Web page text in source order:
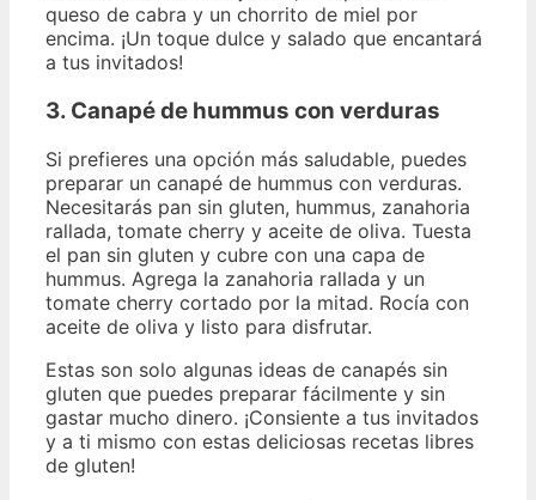
queso de cabra y un chorrito de miel por
encima. ¡Un toque dulce y salado que encantará
a tus invitados!
3. Canapé de hummus con verduras
Si prefieres una opción más saludable, puedes
preparar un canapé de hummus con verduras.
Necesitarás pan sin gluten, hummus, zanahoria
rallada, tomate cherry y aceite de oliva. Tuesta
el pan sin gluten y cubre con una capa de
hummus. Agrega la zanahoria rallada y un
tomate cherry cortado por la mitad. Rocía con
aceite de oliva y listo para disfrutar.
Estas son solo algunas ideas de canapés sin
gluten que puedes preparar fácilmente y sin
gastar mucho dinero. ¡Consiente a tus invitados
y a ti mismo con estas deliciosas recetas libres
de gluten!